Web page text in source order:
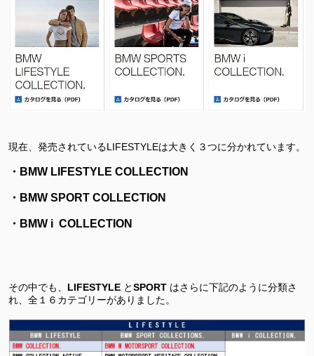
現在、発売されているLIFESTYLEは大きく３つに分かれています。
・ BMW LIFESTYLE COLLECTION
・ BMW SPORT COLLECTION
・ BMW i COLLECTION
その中でも、 LIFESTYLE とSPORT はさらに下記のように分類さ
れ、全１６カテゴリーがありました。